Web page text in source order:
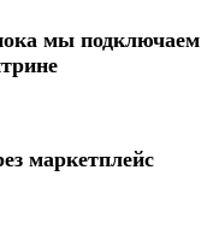
мы подключаем
маркетплейс